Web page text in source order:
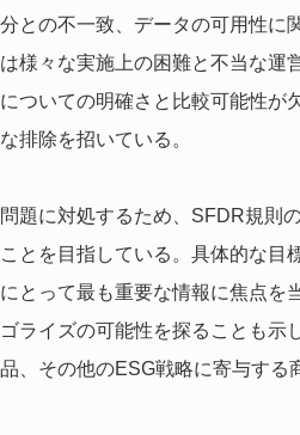
との不一致、データの可用性
様々な実施上の困難と不当な
ついての明確さと比較可能性が
排除を招いている。
題に対処するため、SFDR規則
とを目指している。具体的な
とって最も重要な情報に焦点
ライズの可能性を探ることも
、その他のESG戦略に寄与す